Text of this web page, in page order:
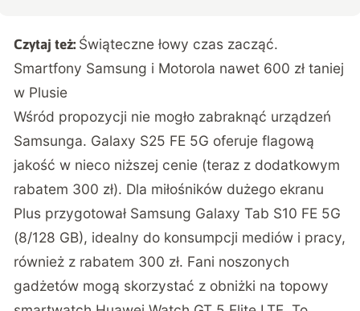
Czytaj też: Świąteczne łowy czas zacząć.
Smartfony Samsung i Motorola nawet 600 zł taniej
w Plusie
Wśród propozycji nie mogło zabraknąć urządzeń
Samsunga. Galaxy S25 FE 5G oferuje flagową
jakość w nieco niższej cenie (teraz z dodatkowym
rabatem 300 zł). Dla miłośników dużego ekranu
Plus przygotował Samsung Galaxy Tab S10 FE 5G
(8/128 GB), idealny do konsumpcji mediów i pracy,
również z rabatem 300 zł. Fani noszonych
gadżetów mogą skorzystać z obniżki na topowy